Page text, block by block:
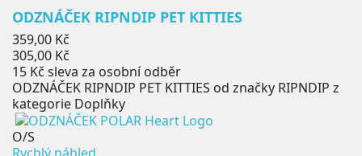
ODZNÁČEK RIPNDIP PET KITTIES
Běžná
cena
359,00 Kč
Cena
305,00 Kč
15 Kč sleva za osobní odběr
ODZNÁČEK RIPNDIP PET KITTIES od značky RIPNDIP z
kategorie Doplňky
O/S